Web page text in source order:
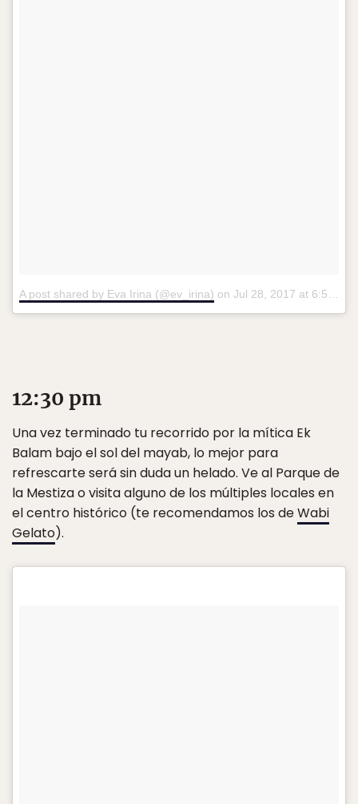
A post shared by Eva Irina (@ev_irina) on Jul 28, 2017 at 6:51am PDT
12:30 pm
Una vez terminado tu recorrido por la mítica Ek
Balam bajo el sol del mayab, lo mejor para
refrescarte será sin duda un helado. Ve al Parque de
la Mestiza o visita alguno de los múltiples locales en
el centro histórico (te recomendamos los deWabi
Gelato).